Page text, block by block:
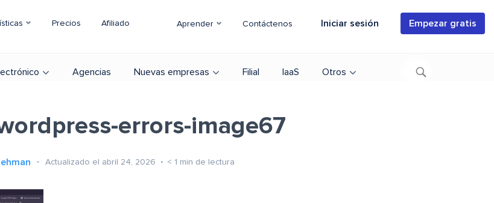
Precios Afiliado Aprender Contáctenos Iniciar sesión Empezar gratis
Agencias Nuevas empresas Filial IaaS Otros
errors-image67
Actualizado el abril 24, 2026 < 1 min de lectura